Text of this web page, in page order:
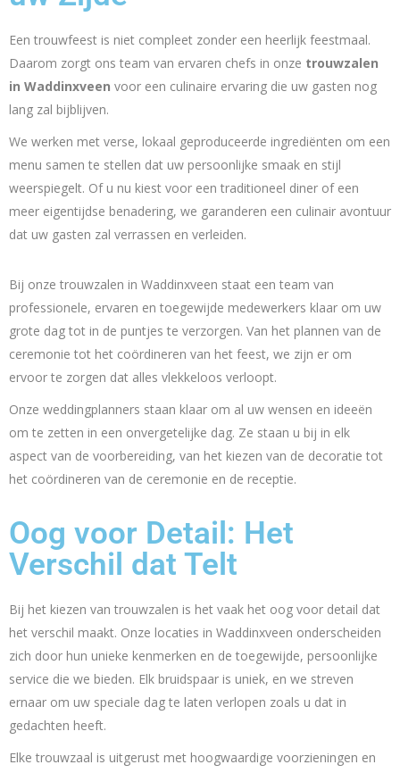
Een trouwfeest is niet compleet zonder een heerlijk feestmaal.
Daarom zorgt ons team van ervaren chefs in onze trouwzalen
in Waddinxveen voor een culinaire ervaring die uw gasten nog
lang zal bijblijven.
We werken met verse, lokaal geproduceerde ingrediënten om een
menu samen te stellen dat uw persoonlijke smaak en stijl
weerspiegelt. Of u nu kiest voor een traditioneel diner of een
meer eigentijdse benadering, we garanderen een culinair avontuur
dat uw gasten zal verrassen en verleiden.
Bij onze trouwzalen in Waddinxveen staat een team van
professionele, ervaren en toegewijde medewerkers klaar om uw
grote dag tot in de puntjes te verzorgen. Van het plannen van de
ceremonie tot het coördineren van het feest, we zijn er om
ervoor te zorgen dat alles vlekkeloos verloopt.
Onze weddingplanners staan klaar om al uw wensen en ideeën
om te zetten in een onvergetelijke dag. Ze staan u bij in elk
aspect van de voorbereiding, van het kiezen van de decoratie tot
het coördineren van de ceremonie en de receptie.
Oog voor Detail: Het
Verschil dat Telt
Bij het kiezen van trouwzalen is het vaak het oog voor detail dat
het verschil maakt. Onze locaties in Waddinxveen onderscheiden
zich door hun unieke kenmerken en de toegewijde, persoonlijke
service die we bieden. Elk bruidspaar is uniek, en we streven
ernaar om uw speciale dag te laten verlopen zoals u dat in
gedachten heeft.
Elke trouwzaal is uitgerust met hoogwaardige voorzieningen en